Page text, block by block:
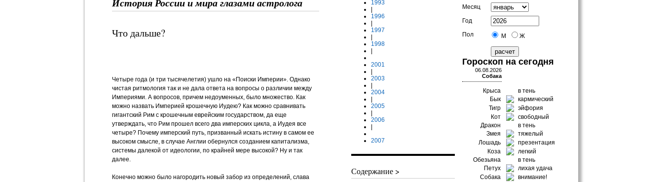
Что дальше?
Четыре года (и три тысячелетия) ушло на «Поиски Империи». Однако
чистая ритмология так и не дала ответа на вопросы о различии между
Империями. А вопросов, причем недоуменных, было множество. Как
можно назвать Империей крошечную Иудею? Как можно сравнивать
гигантский Рим с крошечным еврейским государством, да еще
утверждать, что Рим прошел всего два имперских цикла, а Иудея все
четыре? Почему имперский путь, призванный искать истину в самом ее
высоком смысле, в случае Англии обернулся созданием капитализма,
системы далекой от идеологии, по крайней мере высокой? Ну и так
далее.
Конечно можно было нагородить новый забор из определений, слава
1993
1996
1997
1998
2001
2003
2004
2005
2006
2007
Содержание >
Месяц
Год
Пол
М Ж
Гороскоп на сегодня
06.08.2026
Собака
Крыса
в тень
Бык
кармический
Тигр
эйфория
Кот
свободный
Дракон
в тень
Змея
тяжелый
Лошадь
презентация
Коза
легкий
Обезьяна
в тень
Петух
лихая удача
Собака
внимание!